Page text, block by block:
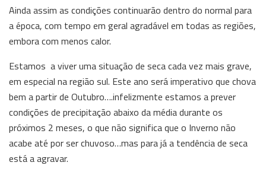
Ainda assim as condições continuarão dentro do normal para
a época, com tempo em geral agradável em todas as regiões,
embora com menos calor.
Estamos a viver uma situação de seca cada vez mais grave,
em especial na região sul. Este ano será imperativo que chova
bem a partir de Outubro….infelizmente estamos a prever
condições de precipitação abaixo da média durante os
próximos 2 meses, o que não significa que o Inverno não
acabe até por ser chuvoso…mas para já a tendência de seca
está a agravar.